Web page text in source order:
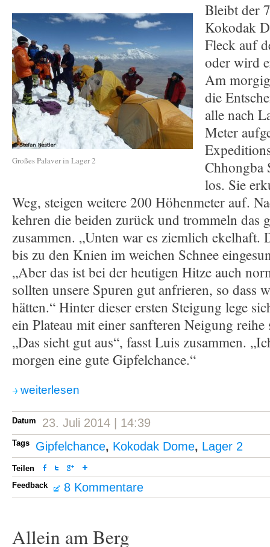
Großes Palaver in Lager 2
Bleibt der
Kokodak
Fleck auf
oder wird
Am
die
alle nach
Meter
Chhongba
los. Sie
Weg, steigen weitere 200 Höhenmeter auf.
kehren die beiden zurück und trommeln das
zusammen. „Unten war es ziemlich ekelhaft.
bis zu den Knien im weichen Schnee
„Aber das ist bei der heutigen Hitze auch
sollten unsere Spuren gut anfrieren, so dass
hätten.“ Hinter dieser ersten Steigung lege
ein Plateau mit einer sanfteren Neigung reihe
„Das sieht gut aus“, fasst Luis zusammen.
morgen eine gute Gipfelchance.“
weiterlesen
Datum 23. Juli 2014 | 14:39
Tags Gipfelchance, Kokodak Dome, Lager 2
Teilen
Feedback
8 Kommentare
Allein am Berg